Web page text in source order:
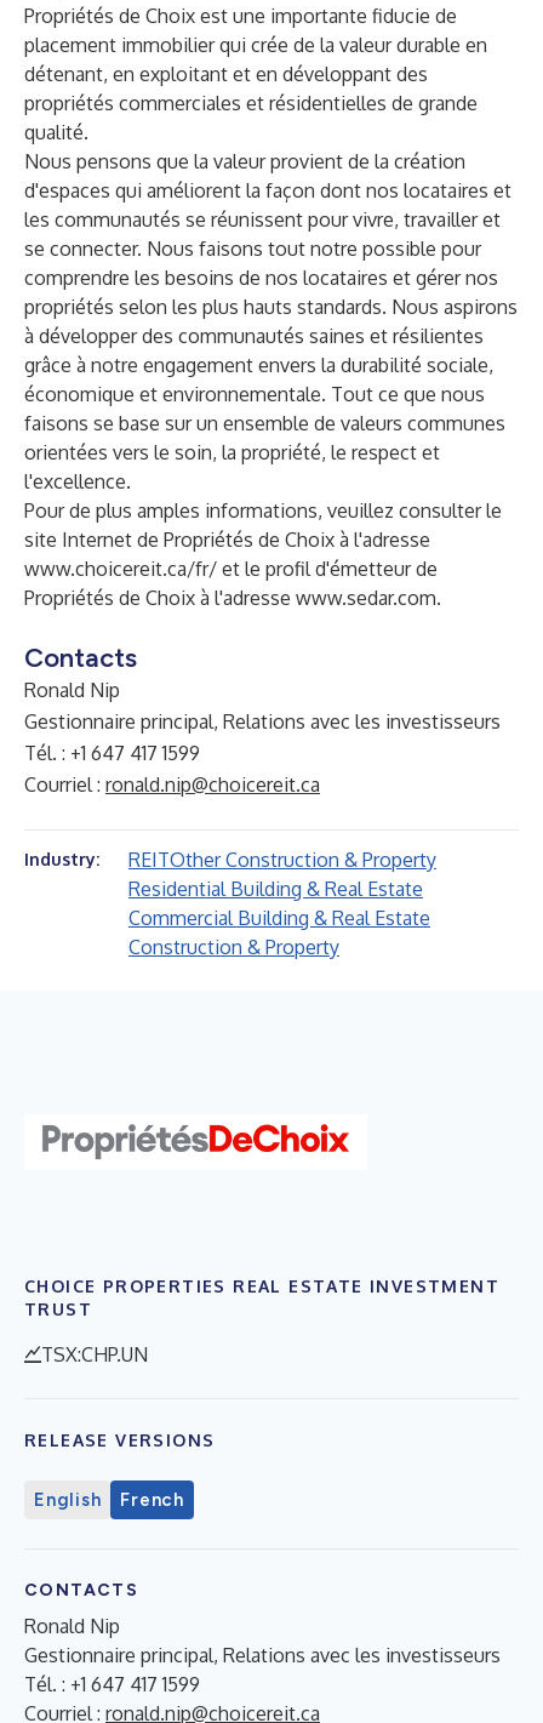
Propriétés de Choix est une importante fiducie de
placement immobilier qui crée de la valeur durable en
détenant, en exploitant et en développant des
propriétés commerciales et résidentielles de grande
qualité.
Nous pensons que la valeur provient de la création
d'espaces qui améliorent la façon dont nos locataires et
les communautés se réunissent pour vivre, travailler et
se connecter. Nous faisons tout notre possible pour
comprendre les besoins de nos locataires et gérer nos
propriétés selon les plus hauts standards. Nous aspirons
à développer des communautés saines et résilientes
grâce à notre engagement envers la durabilité sociale,
économique et environnementale. Tout ce que nous
faisons se base sur un ensemble de valeurs communes
orientées vers le soin, la propriété, le respect et
l'excellence.
Pour de plus amples informations, veuillez consulter le
site Internet de Propriétés de Choix à l'adresse
www.choicereit.ca/fr/ et le profil d'émetteur de
Propriétés de Choix à l'adresse www.sedar.com.
Contacts
Ronald Nip
Gestionnaire principal, Relations avec les investisseurs
Tél. : +1 647 417 1599
Courriel : ronald.nip@choicereit.ca
Industry: REITOther Construction & Property
Residential Building & Real Estate
Commercial Building & Real Estate
Construction & Property
CHOICE PROPERTIES REAL ESTATE INVESTMENT
TRUST
TSX:CHP.UN
RELEASE VERSIONS
English French
CONTACTS
Ronald Nip
Gestionnaire principal, Relations avec les investisseurs
Tél. : +1 647 417 1599
Courriel : ronald.nip@choicereit.ca